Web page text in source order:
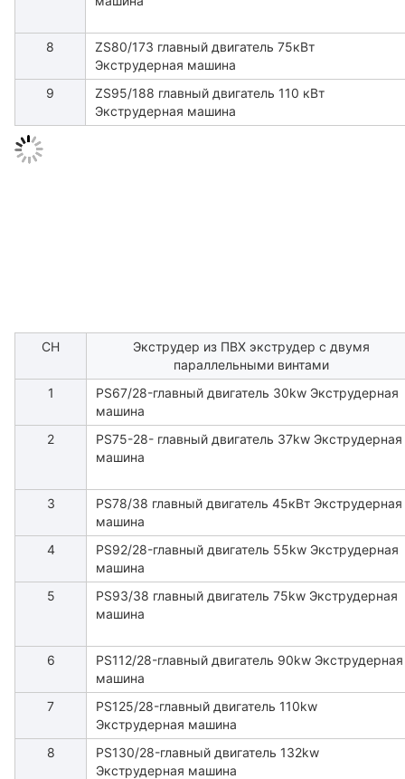
8
ZS80/173 главный двигатель 75кВт
Экструдерная машина
9
ZS95/188 главный двигатель 110 кВт
Экструдерная машина
СН
Экструдер из ПВХ экструдер с двумя
параллельными винтами
1
PS67/28-главный двигатель 30kw Экструдерная
машина
2
PS75-28- главный двигатель 37kw Экструдерная
машина
3
PS78/38 главный двигатель 45кВт Экструдерная
машина
4
PS92/28-главный двигатель 55kw Экструдерная
машина
5
PS93/38 главный двигатель 75kw Экструдерная
машина
6
PS112/28-главный двигатель 90kw Экструдерная
машина
7
PS125/28-главный двигатель 110kw
Экструдерная машина
8
PS130/28-главный двигатель 132kw
Экструдерная машина